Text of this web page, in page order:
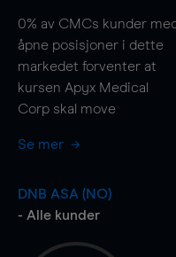
0% av CMCs kunder
åpne posisjoner i dette
markedet forventer at
kursen Apyx Medical
Corp skal move
Se mer
DNB ASA (NO)
- Alle kunder